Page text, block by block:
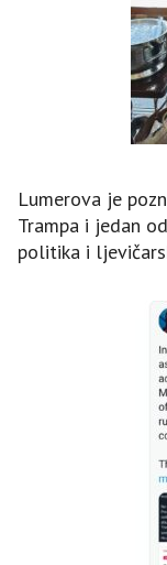
Lumerova je
Trampa i jedan
politika i